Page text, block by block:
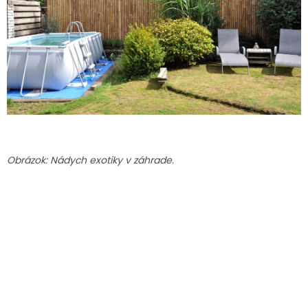
Obrázok: Nádych exotiky v záhrade.